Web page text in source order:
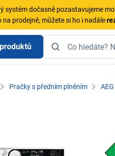
systém dočasně pozastavujeme
prodejně, můžete si ho i nadále
Pračky s předním plněním